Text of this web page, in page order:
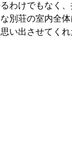
わけでもなく
別荘の室内全
い出させてくれ